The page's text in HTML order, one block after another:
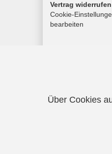
Vertrag widerrufen
Cookie-
bearbeiten
Über Cookies